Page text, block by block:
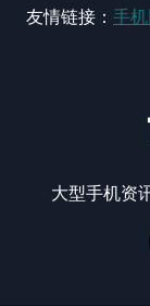
友情链接： 手
大型手机资